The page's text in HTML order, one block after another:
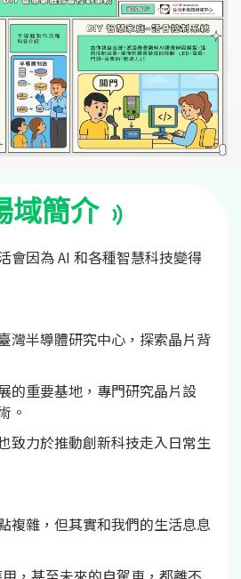
域簡介
會因為 AI 和各種智慧科技變得
灣半導體研究中心，探索晶片背
的重要基地，專門研究晶片設
。
致力於推動創新科技走入日常生
複雜，但其實和我們的生活息息